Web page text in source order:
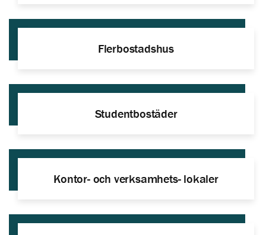
Flerbostadshus
Studentbostäder
Kontor- och verksamhets- lokaler